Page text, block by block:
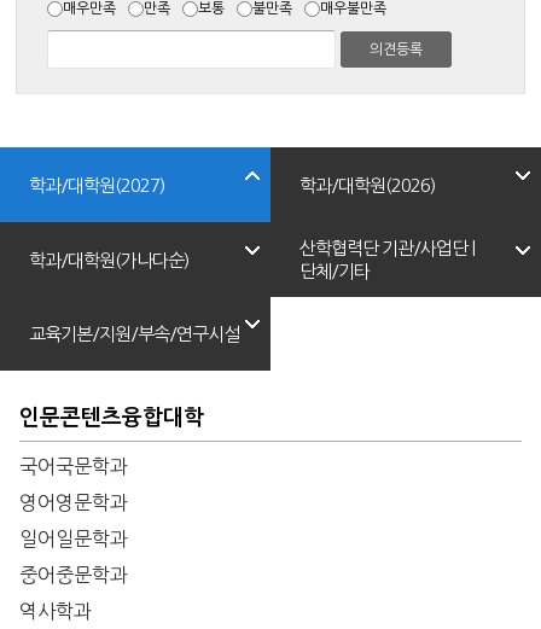
매우만족 만족 보통 불만족 매우불만족
학과/대학원(2027)
인문콘텐츠융합대학
국어국문학과
영어영문학과
일어일문학과
중어중문학과
역사학과
학과/대학원(2026)
학과/대학원(가나다순)
교육기본/지원/부속/연구시설
산학협력단 기관/사업단 |
단체/기타